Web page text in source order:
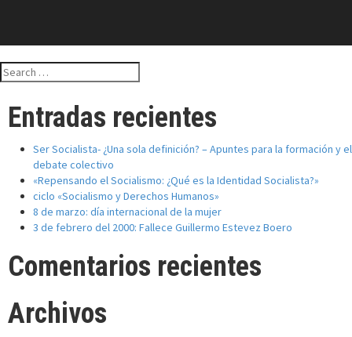
Search
for:
Entradas recientes
Ser Socialista- ¿Una sola definición? – Apuntes para la formación y el
debate colectivo
«Repensando el Socialismo: ¿Qué es la Identidad Socialista?»
ciclo «Socialismo y Derechos Humanos»
8 de marzo: día internacional de la mujer
3 de febrero del 2000: Fallece Guillermo Estevez Boero
Comentarios recientes
Archivos